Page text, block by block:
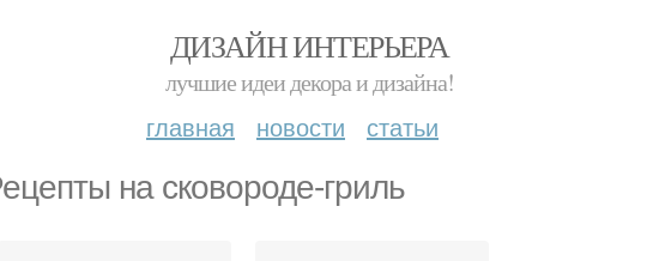
ДИЗАЙН ИНТЕРЬЕРА
лучшие идеи декора и дизайна!
главная новости статьи
на сковороде-гриль